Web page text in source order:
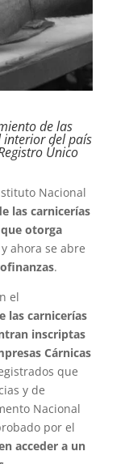
de las
interior del país
Único
Nacional
las carnicerías
otorga
y ahora se abre
.
el
las carnicerías
inscriptas
Cárnicas
que
y de
Nacional
por el
acceder a un